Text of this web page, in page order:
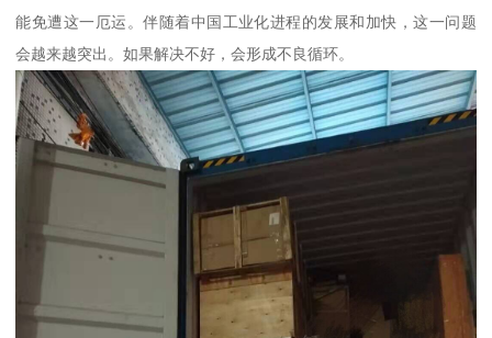
能免遭这一厄运。伴随着中国工业化进程的发展和加快，这一问题
会越来越突出。如果解决不好，会形成不良循环。